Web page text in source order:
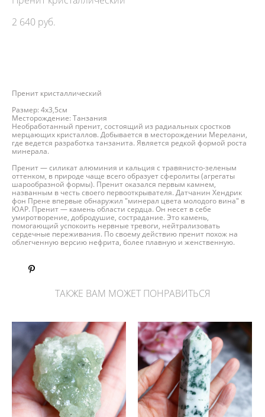
2 640 pуб.
Пренит кристаллический
Размер: 4х3,5см
Месторождение: Танзания
Необработанный пренит, состоящий из радиальных сростков
мерцающих кристаллов. Добывается в месторождении Мерелани,
где ведется разработка танзанита. Является редкой формой роста
минерала.
Пренит — силикат алюминия и кальция с травянисто-зеленым
оттенком, в природе чаще всего образует сферолиты (агрегаты
шарообразной формы). Пренит оказался первым камнем,
названным в честь своего первооткрывателя. Датчанин Хендрик
фон Прене впервые обнаружил "минерал цвета молодого вина" в
ЮАР. Пренит — камень области сердца. Он несет в себе
умиротворение, добродушие, сострадание. Это камень,
помогающий успокоить нервные тревоги, нейтрализовать
сердечные переживания. По своему действию пренит похож на
облегченную версию нефрита, более плавную и женственную.
ТАКЖЕ ВАМ МОЖЕТ ПОНРАВИТЬСЯ